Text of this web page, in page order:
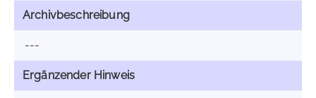
Archivbeschreibung
---
Ergänzender Hinweis